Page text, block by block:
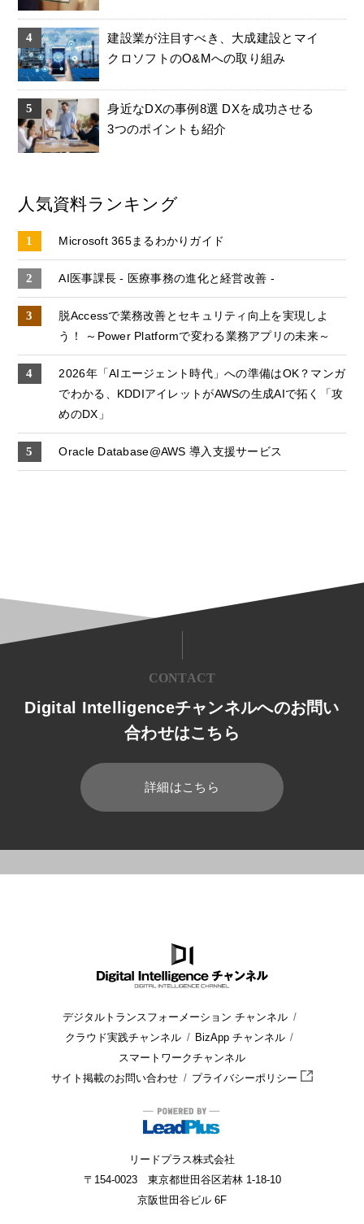
建設業が注目すべき、大成建設とマイ
クロソフトのO&Mへの取り組み
身近なDXの事例8選 DXを成功させる
3つのポイントも紹介
人気資料ランキング
Microsoft 365まるわかりガイド
AI医事課長 - 医療事務の進化と経営改善 -
脱Accessで業務改善とセキュリティ向上を実現しよ
う！ ～Power Platformで変わる業務アプリの未来～
2026年「AIエージェント時代」への準備はOK？マンガ
でわかる、KDDIアイレットがAWSの生成AIで拓く「攻
めのDX」
Oracle Database@AWS 導入支援サービス
CONTACT
Digital Intelligenceチャンネルへのお問い
合わせはこちら
詳細はこちら
デジタルトランスフォーメーション チャンネル
クラウド実践チャンネル
BizApp チャンネル
スマートワークチャンネル
サイト掲載のお問い合わせ
プライバシーポリシー
リードプラス株式会社
〒154-0023 東京都世田谷区若林 1-18-10
京阪世田谷ビル 6F